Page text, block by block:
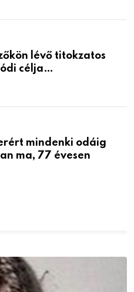
lévő titokzatos
célja…
mindenki odáig
ma, 77 évesen